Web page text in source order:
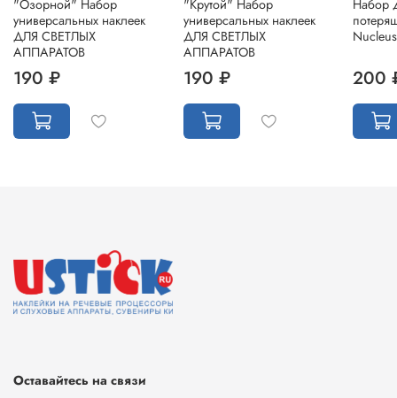
"Озорной" Набор
универсальных наклеек
ДЛЯ СВЕТЛЫХ
АППАРАТОВ
190 ₽
"Крутой" Набор
универсальных наклеек
ДЛЯ СВЕТЛЫХ
АППАРАТОВ
190 ₽
Набор
200
Оставайтесь на связи